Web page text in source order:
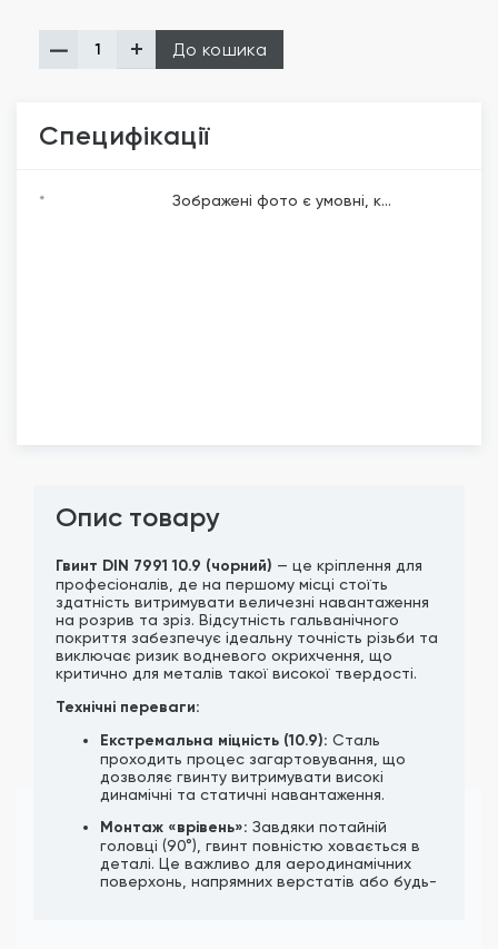
Специфікації
* Зображені фото є умовні, к...
До кошика
Опис товару
Гвинт DIN 7991 10.9 (чорний) — це кріплення для
професіоналів, де на першому місці стоїть
здатність витримувати величезні навантаження
на розрив та зріз. Відсутність гальванічного
покриття забезпечує ідеальну точність різьби та
виключає ризик водневого окрихчення, що
критично для металів такої високої твердості.
Технічні переваги:
Екстремальна міцність (10.9): Сталь
проходить процес загартовування, що
дозволяє гвинту витримувати високі
динамічні та статичні навантаження.
Монтаж «врівень»: Завдяки потайній
головці (90°), гвинт повністю ховається в
деталі. Це важливо для аеродинамічних
поверхонь, напрямних верстатів або будь-